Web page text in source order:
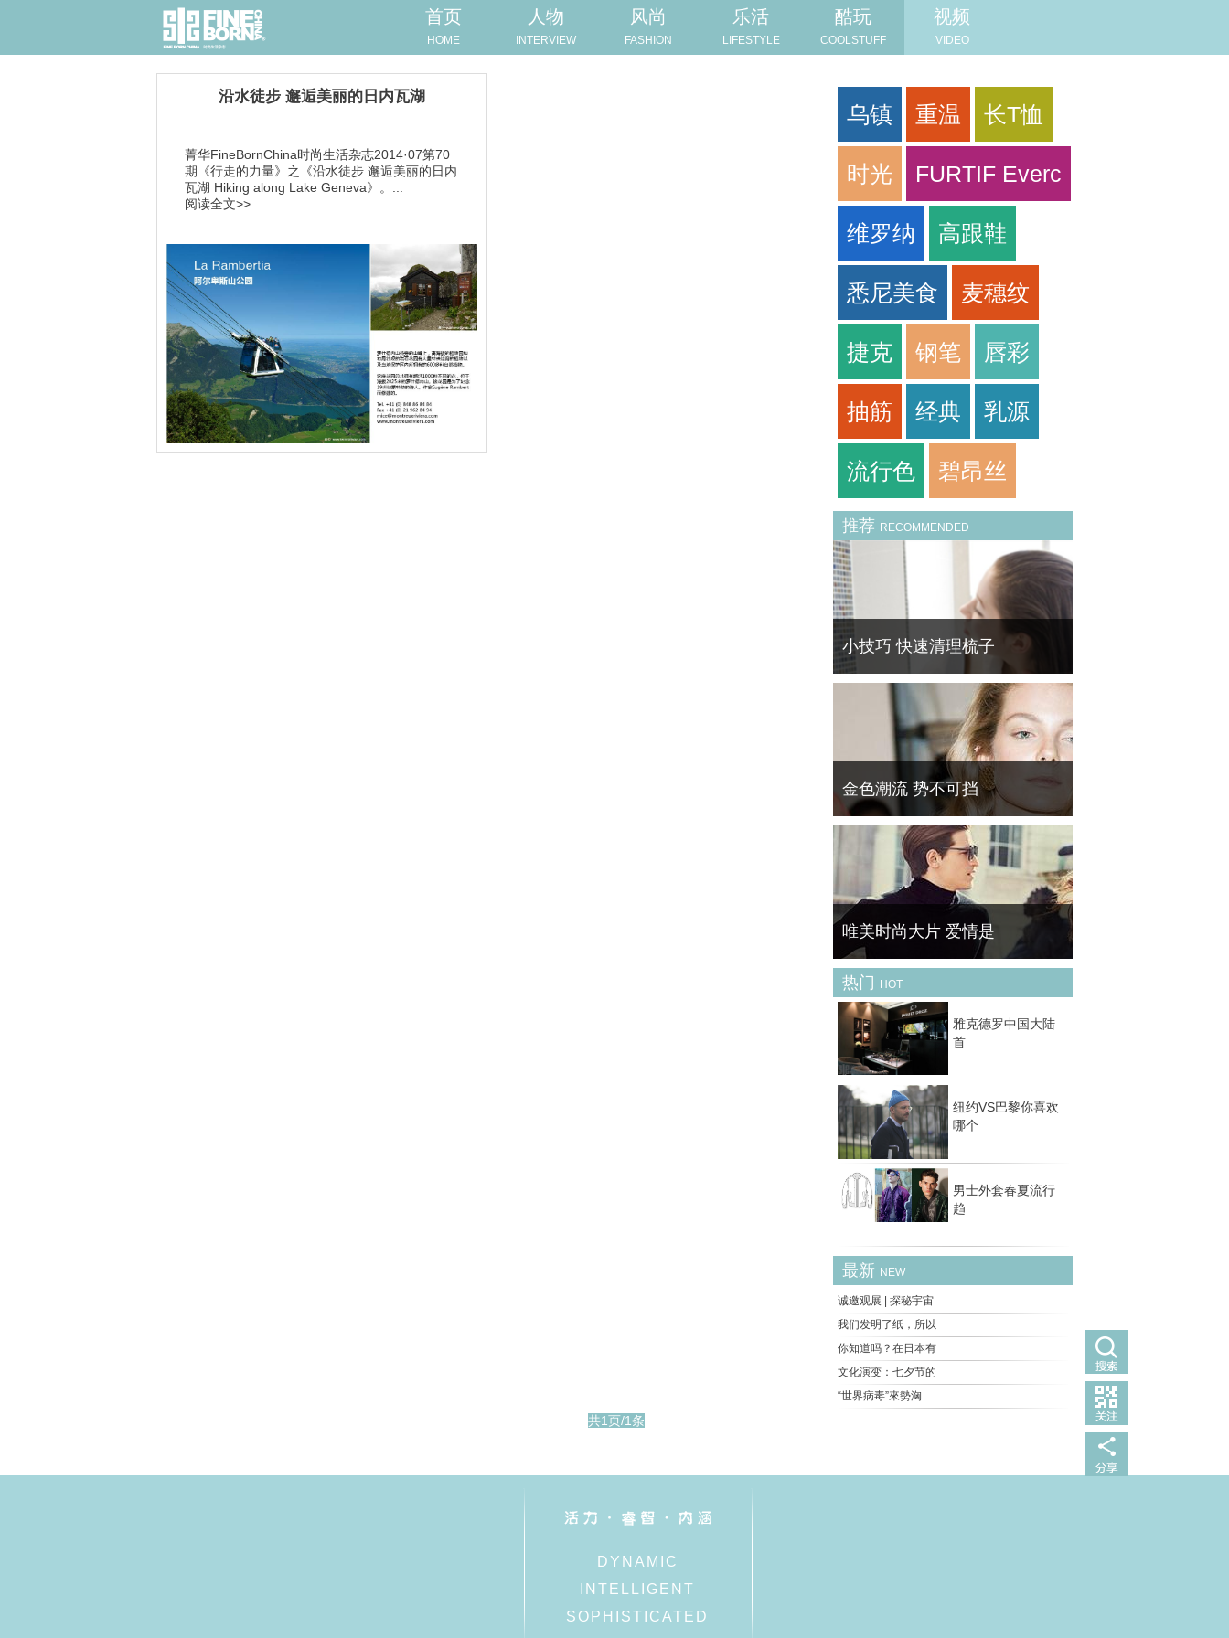
首页
HOME
人物
INTERVIEW
风尚
FASHION
乐活
LIFESTYLE
酷玩
COOLSTUFF
视频
VIDEO
沿水徒步 邂逅美丽的日内瓦湖
菁华FineBornChina时尚生活杂志2014·07第70
期《行走的力量》之《沿水徒步 邂逅美丽的日内
瓦湖 Hiking along Lake Geneva》。...
阅读全文>>
乌镇 重温 长T恤
时光 FURTIF Everc
维罗纳 高跟鞋
悉尼美食 麦穗纹
捷克 钢笔 唇彩
抽筋 经典 乳源
流行色 碧昂丝
推荐 RECOMMENDED
小技巧 快速清理梳子
平日梳头在梳子上缠上脱发是十分常见的，积
久了看着非常不舒服。 菁华 ( FineBornChina
)教你快速清理梳子的残余头发。
金色潮流 势不可挡
黄金首饰是一种风格多变的珠宝配饰 , 它可经
典可休闲可时尚可古典，关键在于你的着装与
场合。然而 , 最经典的莫过于简约款式 , 如果
你希望入手的黄金配饰能持续好几季，那么选
择
唯美时尚大片 爱情是
经典爱情主题时尚大片——从邂逅，到坠入爱
河，再到相濡以沫抑或相忘于江湖，爱情中的
每个阶段在这些组时尚大片中得以尽现。
热门 HOT
雅克德罗中国大陆
首
纽约VS巴黎你喜欢
哪个
男士外套春夏流行
趋
最新 NEW
诚邀观展 | 探秘宇宙
我们发明了纸，所以
你知道吗？在日本有
文化演变：七夕节的
“世界病毒”來勢洶
共1页/1条
DYNAMIC
INTELLIGENT
SOPHISTICATED